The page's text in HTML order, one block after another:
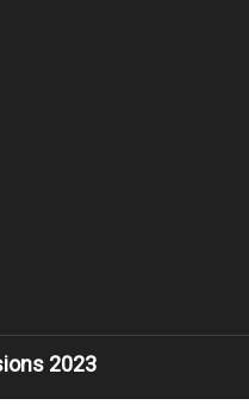
2023